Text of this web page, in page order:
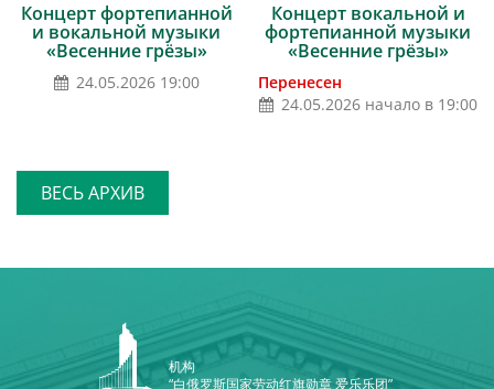
Концерт фортепианной
и вокальной музыки
«Весенние грёзы»
24.05.2026 19:00
Концерт вокальной и
фортепианной музыки
«Весенние грёзы»
Перенесен
24.05.2026 начало в 19:00
ВЕСЬ АРХИВ
机构
“白俄罗斯国家劳动红旗勋章 爱乐乐团”